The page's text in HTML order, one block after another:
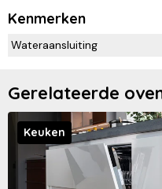
Kenmerken
Wateraansluiting
Gerelateerde
Keuken